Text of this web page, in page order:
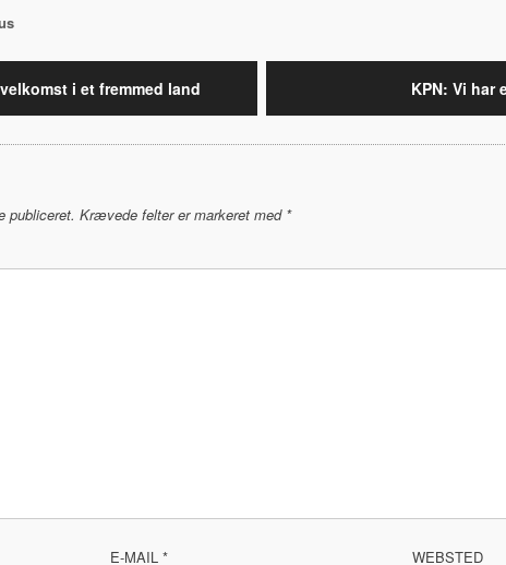
i et fremmed land KPN: Vi har
publiceret. Krævede felter er markeret med *
E-MAIL* WEBSTED